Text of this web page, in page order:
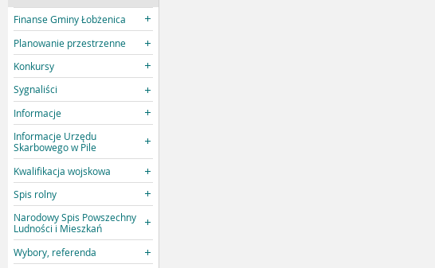
Finanse Gminy Łobżenica
Planowanie przestrzenne
Konkursy
Sygnaliści
Informacje
Informacje Urzędu
Skarbowego w Pile
Kwalifikacja wojskowa
Spis rolny
Narodowy Spis Powszechny
Ludności i Mieszkań
Wybory, referenda